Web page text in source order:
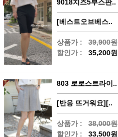
9018치즈5부스판..
[베스트오브베스..
상품가 : 39,900원
할인가 : 35,200원
803 로로스트라이..
[반응 뜨거워요][..
상품가 : 38,000원
할인가 : 33,500원